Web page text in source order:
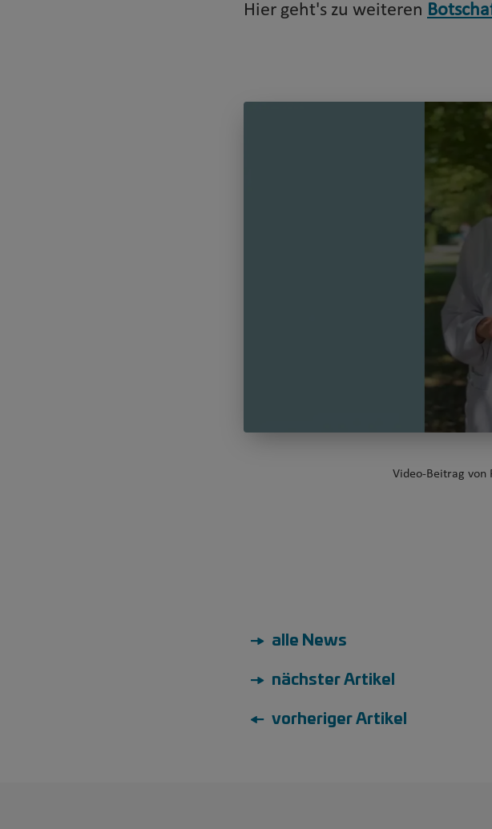
Hier geht's zu weiteren
Video-Beitrag von
→ alle News
→ nächster Artikel
← vorheriger Artikel